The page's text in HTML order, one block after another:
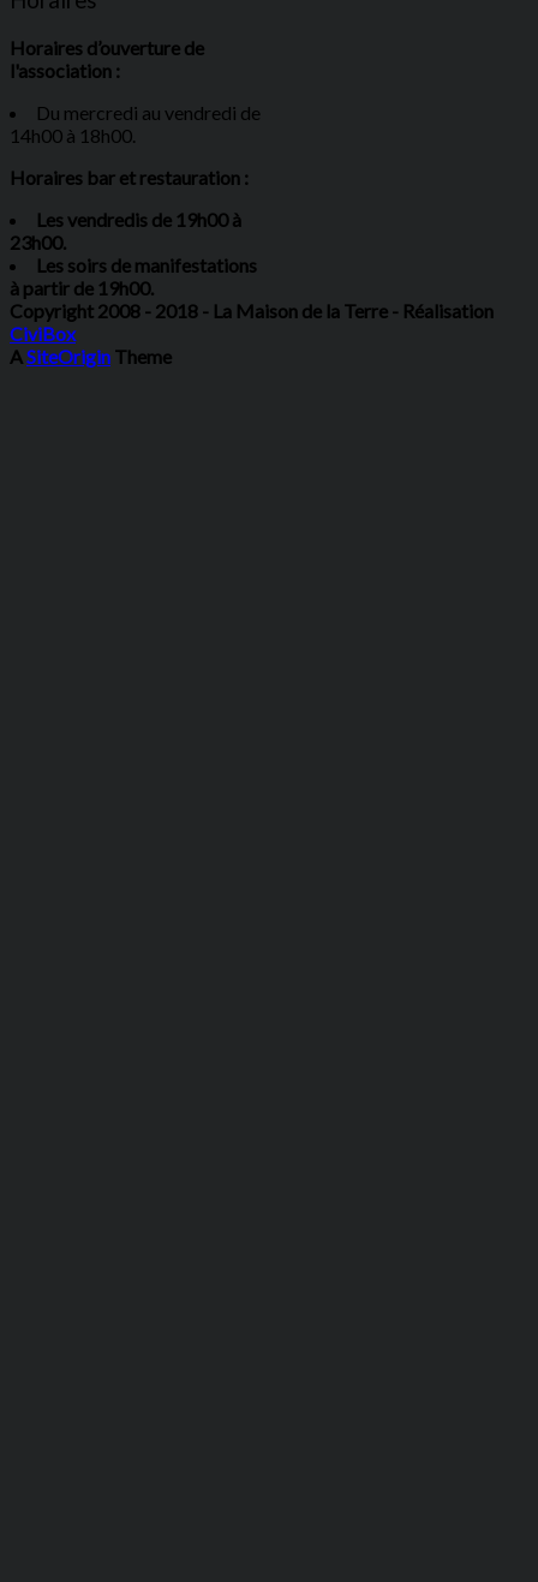
Horaires d’ouverture de
l'association :
Du mercredi au vendredi de
14h00 à 18h00.
Horaires bar et restauration :
Les vendredis de 19h00 à
23h00.
Les soirs de manifestations
à partir de 19h00.
Copyright 2008 - 2018 - La Maison de la Terre - Réalisation
CiviBox
ASiteOrigin Theme